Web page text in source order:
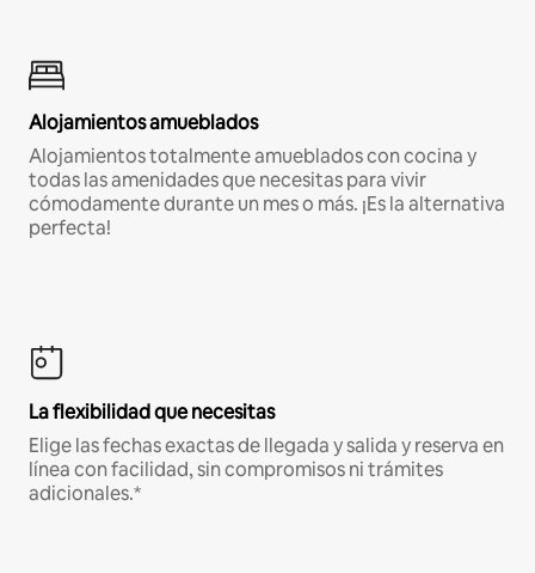
Alojamientos amueblados
Alojamientos totalmente amueblados con cocina y
todas las amenidades que necesitas para vivir
cómodamente durante un mes o más. ¡Es la alternativa
perfecta!
La flexibilidad que necesitas
Elige las fechas exactas de llegada y salida y reserva en
línea con facilidad, sin compromisos ni trámites
adicionales.*